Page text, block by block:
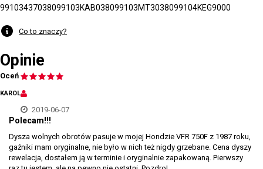
99103437038099103KAB038099103MT3038099104KEG9000
Co to znaczy?
Opinie
Oceń
KAROL
2019-06-07
Polecam!!!
Dysza wolnych obrotów pasuje w mojej Hondzie VFR 750F z 1987 roku,
gaźniki mam oryginalne, nie było w nich też nigdy grzebane. Cena dyszy
rewelacja, dostałem ją w terminie i oryginalnie zapakowaną. Pierwszy